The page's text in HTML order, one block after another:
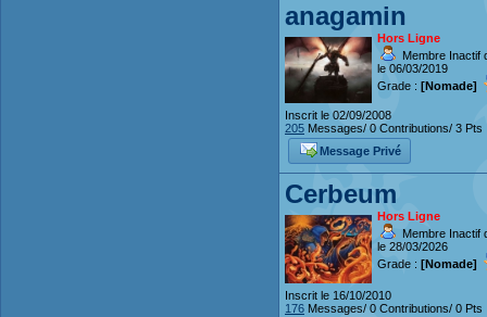
anagamin
Hors Ligne
Membre Inactif
le 06/03/2019
Grade : [Nomade]
Inscrit le 02/09/2008
205 Messages/ 0 Contributions/ 3 Pts
Message Privé
Cerbeum
Hors Ligne
Membre Inactif
le 28/03/2026
Grade : [Nomade]
Inscrit le 16/10/2010
176 Messages/ 0 Contributions/ 0 Pts